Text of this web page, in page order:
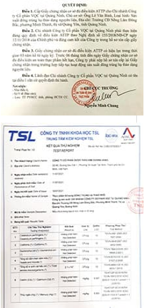
không chỉ đẹp mắt
sản phẩm tốt cho sức
tặng quà Tết ngày
đều được lựa chọn kỹ
Hạ Thảo (10g):Đông
là một loại thảo dược quý
cường hệ miễn dịch, cải
hỗ trợ hô hấp và tuần
quà không thể thiếu để
Tết.
xem như một loại "thần
việc hỗ trợ điều trị